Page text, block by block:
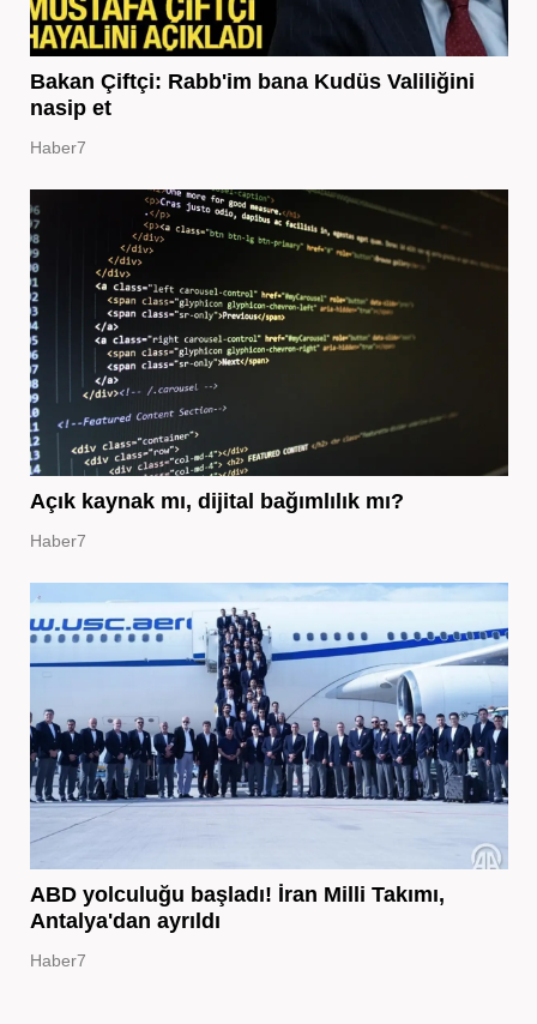
Bakan Çiftçi: Rabb'im bana Kudüs Valiliğini
nasip et
Haber7
Açık kaynak mı, dijital bağımlılık mı?
Haber7
ABD yolculuğu başladı! İran Milli Takımı,
Antalya'dan ayrıldı
Haber7